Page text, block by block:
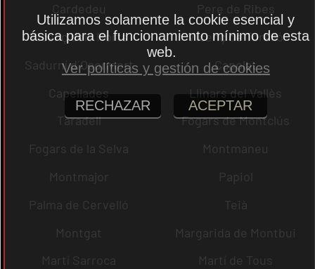
Cardedeu
Pere de Ribes
Vicenç dels Horts
Vicenç de Torelló
Sadurní d´Osormort
Capolat
Capellades
Llinars del Vallès
Taradell
Fogars de Montclús
Fogars de la Selva
Montmaneu
Montmajor
Papiol
Palma de Cervelló
Teià
Montgat
Margarida de Montbui
Martí Sarroca
Martí de Tous
Utilizamos solamente la cookie esencial y
básica para el funcionamiento mínimo de esta
web.
Ver políticas y gestión de cookies
RECHAZAR ACEPTAR